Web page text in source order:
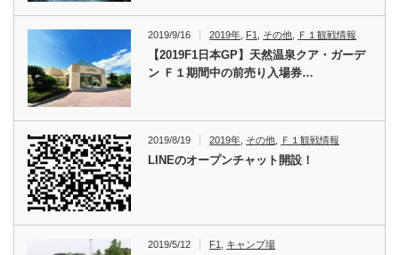
2019/9/16 2019年, F1, その他, Ｆ１観戦情報
【2019F1日本GP】天然温泉クア・ガーデ
ン Ｆ１期間中の前売り入場券…
2019/8/19 2019年 その他 Ｆ１観戦情報
LINEのオープンチャット開設！
2019/5/12 F1 キャンプ場